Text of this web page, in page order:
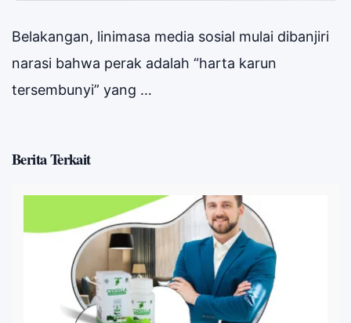
Belakangan, linimasa media sosial mulai dibanjiri
narasi bahwa perak adalah “harta karun
tersembunyi” yang …
Berita Terkait